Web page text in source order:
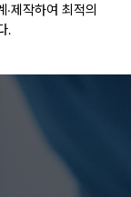
제작하여 최적의
.